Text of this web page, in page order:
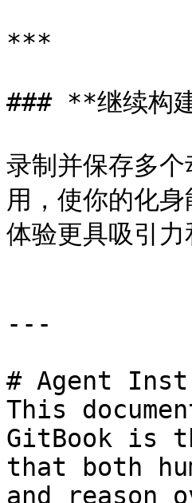
***
### **继续构
录制并保存多
用，使你的化
体验更具吸引力
---
# Agent
This
GitBook is
that both
and reason